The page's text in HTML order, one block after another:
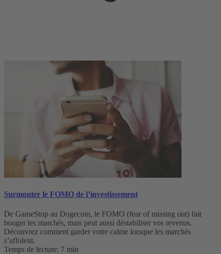
Surmonter le FOMO de l’investissement
De GameStop au Dogecoin, le FOMO (fear of missing out) fait
bouger les marchés, mais peut aussi déstabiliser vos revenus.
Découvrez comment garder votre calme lorsque les marchés
s’affolent.
Temps de lecture: 7 min